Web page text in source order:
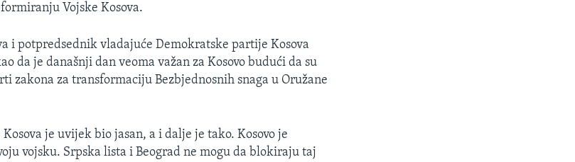
Vojske Kosova.
i potpredsednik vladajuće Demokratske partije Kosova
da je današnji dan veoma važan za Kosovo budući da su
zakona za transformaciju Bezbjednosnih snaga u Oružane
je uvijek bio jasan, a i dalje je tako. Kosovo je
vojsku. Srpska lista i Beograd ne mogu da blokiraju taj